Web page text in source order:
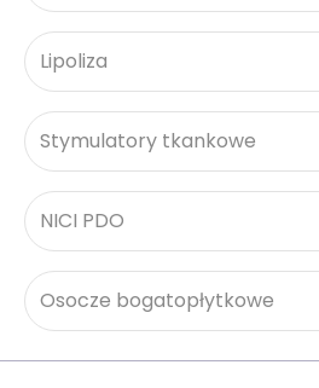
Lipoliza
Stymulatory tkankowe
NICI PDO
Osocze bogatopłytkowe